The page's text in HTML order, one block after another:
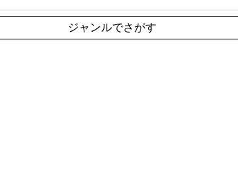
ジャンルでさがす